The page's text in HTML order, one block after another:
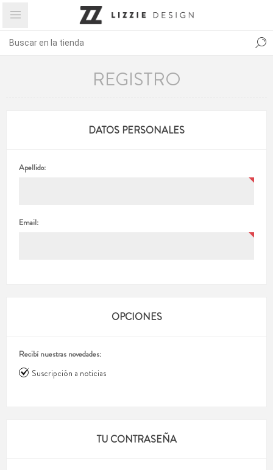
REGISTRO
DATOS PERSONALES
Apellido:
Email:
OPCIONES
Recibí nuestras novedades:
Suscripción a noticias
TU CONTRASEÑA